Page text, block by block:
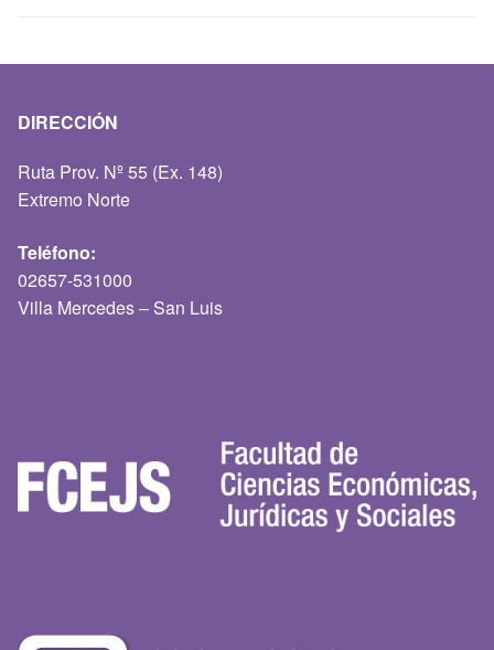
DIRECCIÓN
Ruta Prov. Nº 55 (Ex. 148)
Extremo Norte
Teléfono:
02657-531000
Villa Mercedes – San Luis